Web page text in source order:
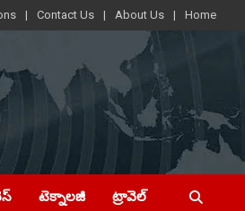
Contact Us About Us Home
టెక్నాలజీ ట్రావెల్